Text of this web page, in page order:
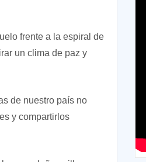
frente a la espiral de
un clima de paz y
de nuestro país no
y compartirlos